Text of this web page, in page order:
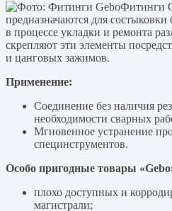
Фитинги
предназначаются для
в процессе укладки и ремонта
скрепляют эти элементы
и цанговых зажимов.
Применение:
Соединение без наличия
необходимости сварных
Мгновенное устранение
специнструментов.
Особо пригодные товары
плохо доступных и
магистрали;